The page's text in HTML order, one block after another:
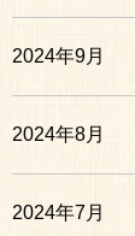
2024年9月
2024年8月
2024年7月